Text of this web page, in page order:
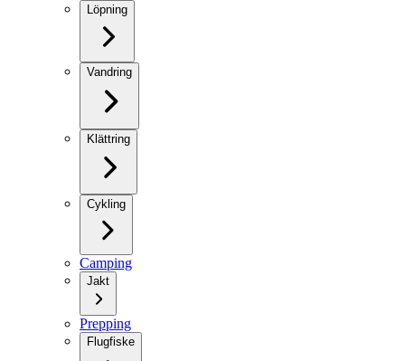
Löpning
Vandring
Klättring
Cykling
Camping
Jakt
Prepping
Flugfiske